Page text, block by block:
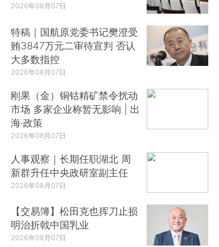
2026年08月07日
特稿｜国航原党委书记樊澄受
贿3847万元二审待宣判 否认
大多数指控
2026年08月07日
刚果（金）铜钴精矿禁令扰动
市场 多家企业称暂无影响 | 出
海·政策
2026年08月07日
人事观察｜长期任职湖北 周
新群升任中央政研室副主任
2026年08月07日
【交易簿】松田克也挥刀止损
明治折戟中国乳业
2026年08月07日